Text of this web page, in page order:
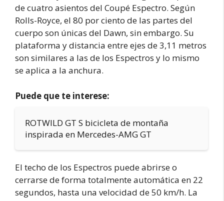
de cuatro asientos del Coupé Espectro. Según
Rolls-Royce, el 80 por ciento de las partes del
cuerpo son únicas del Dawn, sin embargo. Su
plataforma y distancia entre ejes de 3,11 metros
son similares a las de los Espectros y lo mismo
se aplica a la anchura.
Puede que te interese:
ROTWILD GT S bicicleta de montaña
inspirada en Mercedes-AMG GT
El techo de los Espectros puede abrirse o
cerrarse de forma totalmente automática en 22
segundos, hasta una velocidad de 50 km/h. La